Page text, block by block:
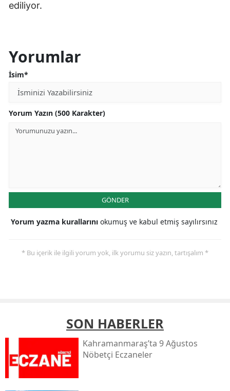
ediliyor.
Yorumlar
İsim*
Yorum Yazın (500 Karakter)
GÖNDER
Yorum yazma kurallarını okumuş ve kabul etmiş sayılırsınız
* Bu içerik ile ilgili yorum yok, ilk yorumu siz yazın, tartışalım *
SON HABERLER
Kahramanmaraş’ta 9 Ağustos
Nöbetçi Eczaneler